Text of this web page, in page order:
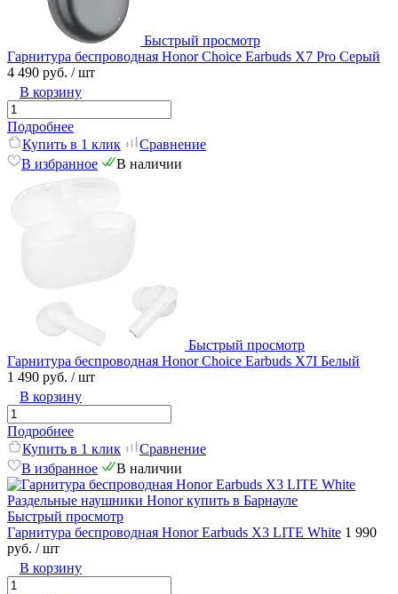
Быстрый просмотр
Гарнитура беспроводная Honor Choice Earbuds X7 Pro Серый
4 490 руб. / шт
В корзину
Подробнее
Купить в 1 клик
Сравнение
В избранное
В наличии
Быстрый просмотр
Гарнитура беспроводная Honor Choice Earbuds X7I Белый
1 490 руб. / шт
В корзину
Подробнее
Купить в 1 клик
Сравнение
В избранное
В наличии
Быстрый просмотр
Гарнитура беспроводная Honor Earbuds X3 LITE White 1 990
руб. / шт
В корзину